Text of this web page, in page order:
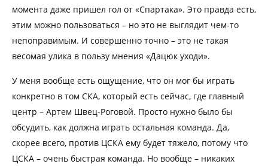
момента даже пришел гол от «Спартака». Это правда есть,
этим можно пользоваться – но это не выглядит чем-то
непоправимым. И совершенно точно – это не такая
весомая улика в пользу мнения «Дацюк уходи».
У меня вообще есть ощущение, что он мог бы играть
конкретно в том СКА, который есть сейчас, где главный
центр – Артем Швец-Роговой. Просто нужно было бы
обсудить, как должна играть остальная команда. Да,
скорее всего, против ЦСКА ему будет тяжело, потому что
ЦСКА – очень быстрая команда. Но вообще – никаких